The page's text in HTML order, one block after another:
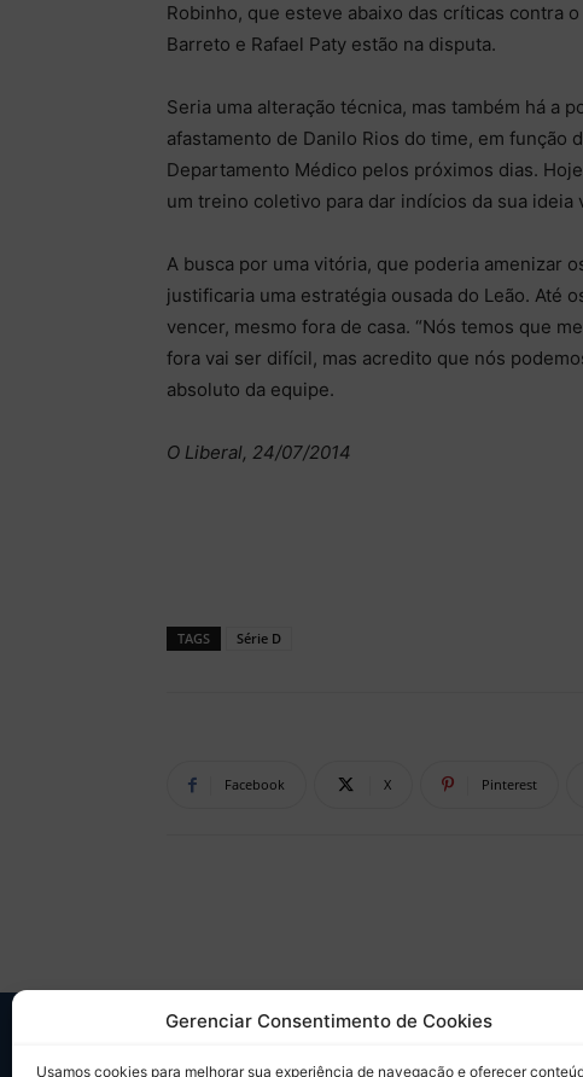
Gerenciar Consentimento de Cookies
Usamos cookies para melhorar sua experiência de navegação e oferecer
Robinho, que esteve abaixo das críticas contra
Barreto e Rafael Paty estão na disputa.
Seria uma alteração técnica, mas também há a
afastamento de Danilo Rios do time, em função
Departamento Médico pelos próximos dias.
um treino coletivo para dar indícios da sua ideia
A busca por uma vitória, que poderia amenizar
justificaria uma estratégia ousada do Leão. Até
vencer, mesmo fora de casa. “Nós temos que
fora vai ser difícil, mas acredito que nós
absoluto da equipe.
O Liberal, 24/07/2014
TAGS Série D
Facebook X Pinterest
SOBRE